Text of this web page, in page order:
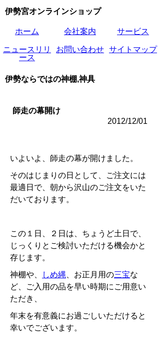
伊勢宮オンラインショップ
ホーム 会社案内 サービス
ニュースリリ
ース
お問い合わせ サイトマップ
伊勢ならではの神棚,神具
師走の幕開け
2012/12/01
いよいよ、師走の幕が開けました。
そのはじまりの日として、ご注文には
最適日で、朝から沢山のご注文をいた
だいております。
この１日、２日は、ちょうど土日で、
じっくりとご検討いただける機会かと
存じます。
神棚や、
しめ縄 、お正月用の三宝な
ど、ご入用の品を早い時期にご用意い
ただき、
年末を有意義にお過ごしいただけると
幸いでございます。